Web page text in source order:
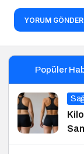
YORUM GÖNDER
Popüler